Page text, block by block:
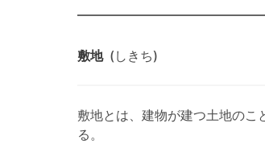
敷地(しきち)
敷地とは、建物が建つ土地の
る。